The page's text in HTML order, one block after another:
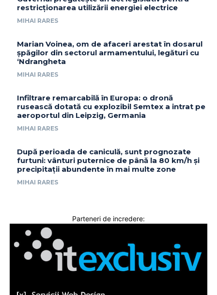
restricționarea utilizării energiei electrice
MIHAI RARES
Marian Voinea, om de afaceri arestat în dosarul
șpăgilor din sectorul armamentului, legături cu
‘Ndrangheta
MIHAI RARES
Infiltrare remarcabilă în Europa: o dronă
rusească dotată cu explozibil Semtex a intrat pe
aeroportul din Leipzig, Germania
MIHAI RARES
După perioada de caniculă, sunt prognozate
furtuni: vânturi puternice de până la 80 km/h și
precipitații abundente în mai multe zone
MIHAI RARES
Parteneri de incredere: